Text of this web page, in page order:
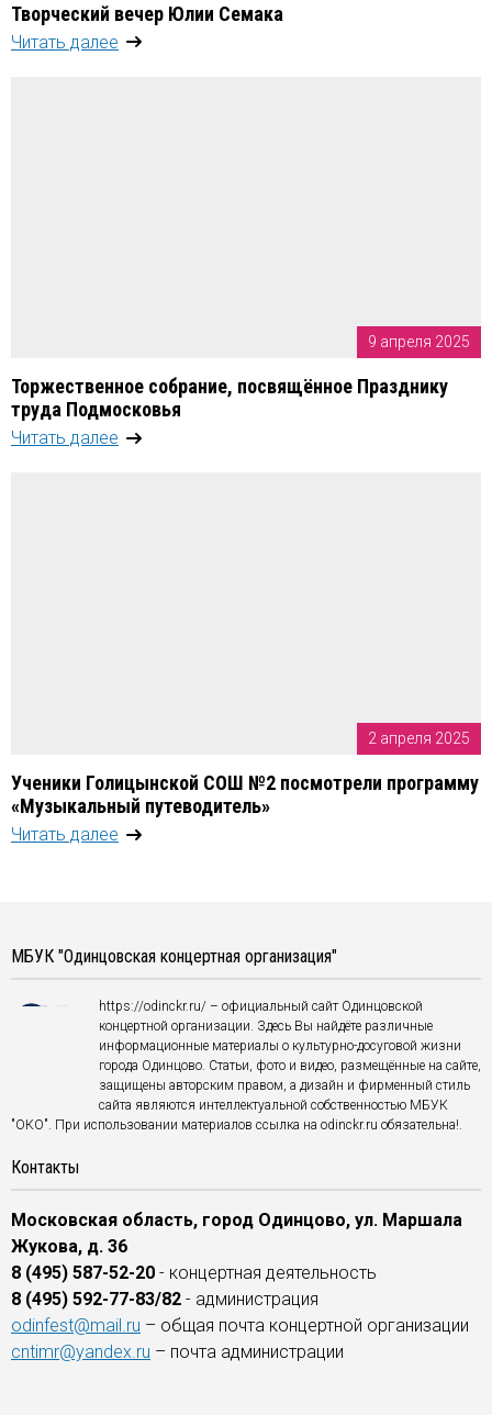
Творческий вечер Юлии Семака
Читать далее
9 апреля 2025
Торжественное собрание, посвящённое Празднику
труда Подмосковья
Читать далее
2 апреля 2025
Ученики Голицынской СОШ №2 посмотрели программу
«Музыкальный путеводитель»
Читать далее
МБУК "Одинцовская концертная организация"
https://odinckr.ru/ – официальный сайт Одинцовской
концертной организации. Здесь Вы найдёте различные
информационные материалы о культурно-досуговой жизни
города Одинцово. Статьи, фото и видео, размещённые на сайте,
защищены авторским правом, а дизайн и фирменный стиль
сайта являются интеллектуальной собственностью МБУК
"ОКО". При использовании материалов ссылка на odinckr.ru обязательна!.
Контакты
Московская область, город Одинцово, ул. Маршала
Жукова, д. 36
8 (495) 587-52-20 - концертная деятельность
8 (495) 592-77-83/82 - администрация
odinfest@mail.ru – общая почта концертной организации
cntimr@yandex.ru – почта администрации